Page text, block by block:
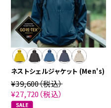
ネストシェルジャケット (Men's)
¥39,600（税込）
¥27,720 （税込）